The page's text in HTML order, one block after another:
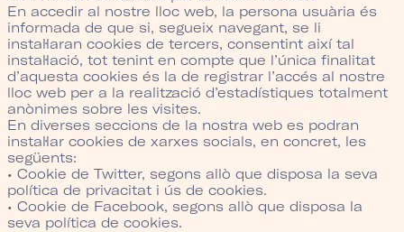
En accedir al nostre lloc web, la persona usuària és
informada de que si, segueix navegant, se li
instal·laran cookies de tercers, consentint així tal
instal·lació, tot tenint en compte que l’única finalitat
d’aquesta cookies és la de registrar l’accés al nostre
lloc web per a la realització d’estadístiques totalment
anònimes sobre les visites.
En diverses seccions de la nostra web es podran
instal·lar cookies de xarxes socials, en concret, les
següents:
• Cookie de Twitter, segons allò que disposa la seva
política de privacitat i ús de cookies.
• Cookie de Facebook, segons allò que disposa la
seva política de cookies.